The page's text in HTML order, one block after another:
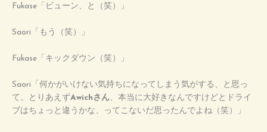
Fukase「ビューン、と（笑）」
Saori「もう（笑）」
Fukase「キックダウン（笑）」
Saori「何かがいけない気持ちになってしまう気がする、と思っ
て。とりあえずAwichさん、本当に大好きなんですけどとドライ
ブはちょっと違うかな、ってこないだ思ったんでよね（笑）」